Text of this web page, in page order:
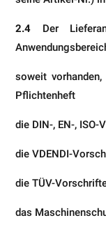
2.4 Der
soweit
Pflichtenheft
die DIN-, EN-, ISO-
die VDENDI-
die TÜV-
das